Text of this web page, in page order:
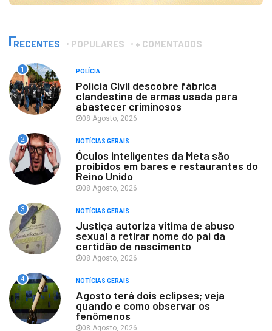
RECENTES POPULARES + COMENTADOS
1 POLÍCIA
Polícia Civil descobre fábrica
clandestina de armas usada para
abastecer criminosos
08 Agosto, 2026
2 NOTÍCIAS GERAIS
Óculos inteligentes da Meta são
proibidos em bares e restaurantes do
Reino Unido
08 Agosto, 2026
3 NOTÍCIAS GERAIS
Justiça autoriza vítima de abuso
sexual a retirar nome do pai da
certidão de nascimento
08 Agosto, 2026
4 NOTÍCIAS GERAIS
Agosto terá dois eclipses; veja
quando e como observar os
fenômenos
08 Agosto, 2026